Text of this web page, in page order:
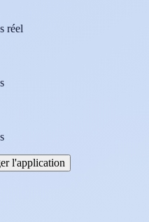
réel
l'application